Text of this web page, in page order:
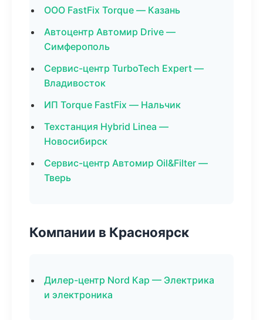
ООО FastFix Torque — Казань
Автоцентр Автомир Drive —
Симферополь
Сервис-центр TurboTech Expert —
Владивосток
ИП Torque FastFix — Нальчик
Техстанция Hybrid Linea —
Новосибирск
Сервис-центр Автомир Oil&Filter —
Тверь
Компании в Красноярск
Дилер-центр Nord Кар — Электрика
и электроника